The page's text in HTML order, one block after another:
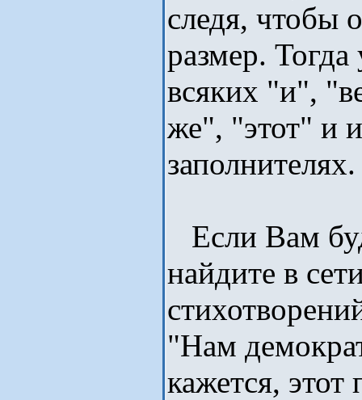
следя, чтобы
размер.
всяких "и",
же", "этот" и
заполнителях.
Если Вам
найдите в
"Нам
кажется, этот